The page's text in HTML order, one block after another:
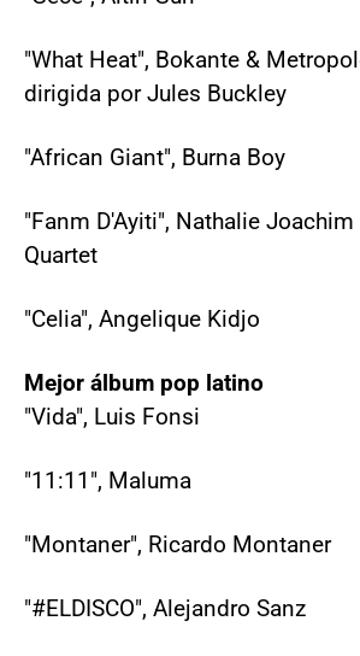
"What Heat", Bokante &
dirigida por Jules Buckley
"African Giant", Burna Boy
"Fanm D'Ayiti", Nathalie
Quartet
"Celia", Angelique Kidjo
Mejor álbum pop latino
"Vida", Luis Fonsi
"11:11", Maluma
"Montaner", Ricardo Montaner
"#ELDISCO", Alejandro Sanz